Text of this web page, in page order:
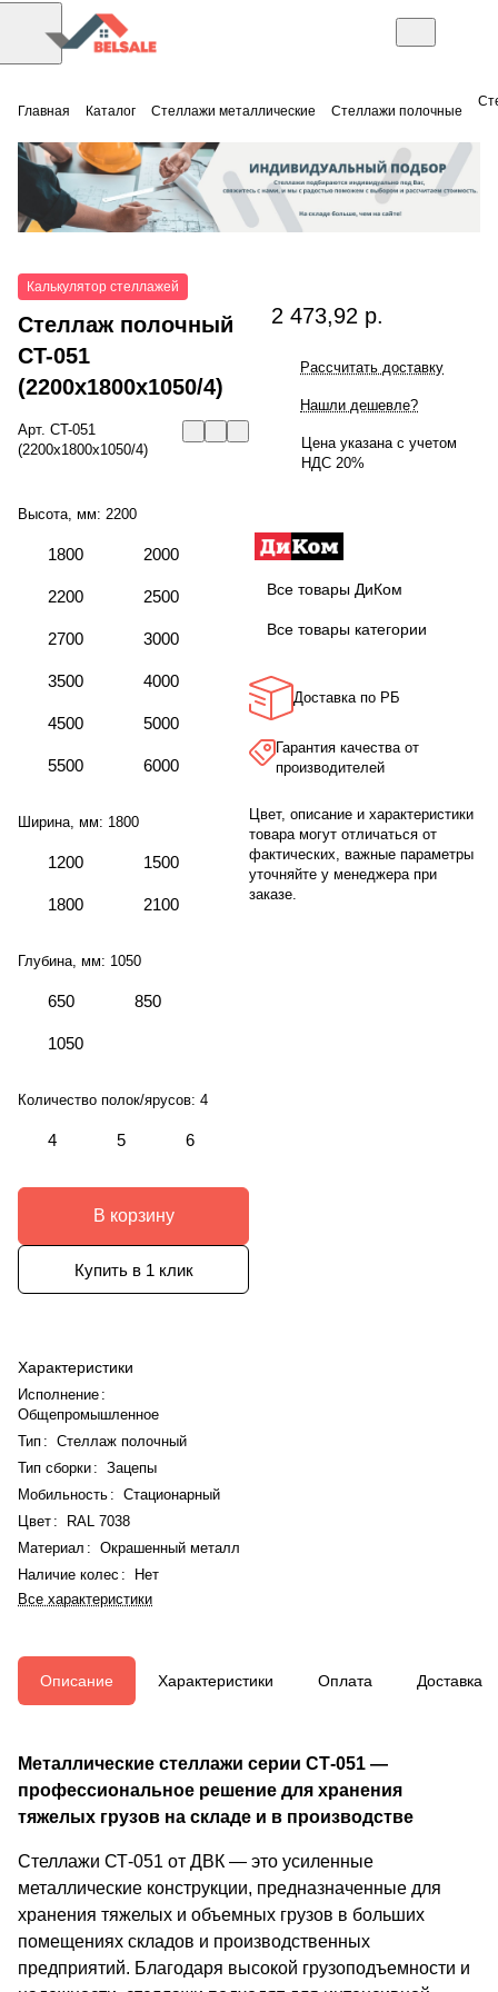
Главная Каталог Стеллажи металлические Стеллажи полочные
Калькулятор стеллажей
Стеллаж полочный
СT-051
(2200x1800x1050/4)
Арт. СT-051
(2200x1800x1050/4)
Высота, мм: 2200
1800 2000
2200 2500
2700 3000
3500 4000
4500 5000
5500 6000
Ширина, мм: 1800
1200 1500
1800 2100
Глубина, мм: 1050
650 850
1050
Количество полок/ярусов: 4
4 5 6
В корзину
Купить в 1 клик
Характеристики
Исполнение :
Общепромышленное
Тип : Стеллаж полочный
Тип сборки: Зацепы
Мобильность : Стационарный
Цвет :
RAL 7038
Материал : Окрашенный металл
Наличие колес :
Нет
Все характеристики
2 473,92 р.
Рассчитать доставку
Нашли дешевле?
Цена указана с учетом
НДС 20%
Все товары ДиКом
Все товары категории
Доставка по РБ
Гарантия качества от
производителей
Цвет, описание и характеристики
товара могут отличаться от
фактических, важные параметры
уточняйте у менеджера при
заказе.
Описание Характеристики Оплата Доставка
Металлические стеллажи серии СТ-051 —
профессиональное решение для хранения
тяжелых грузов на складе и в производстве
Стеллажи СТ-051 от ДВК — это усиленные
металлические конструкции, предназначенные для
хранения тяжелых и объемных грузов в больших
помещениях складов и производственных
предприятий. Благодаря высокой грузоподъемности и